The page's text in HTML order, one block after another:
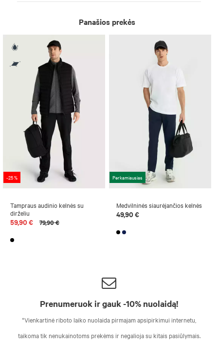
Panašios prekės
-25 %
Tampraus audinio kelnės su
dirželiu
59,90 € 79,90 €
Perkamiausias
Medvilninės siaurėjančios kelnės
49,90 €
Prenumeruok ir gauk -10% nuolaidą!
*Vienkartinė riboto laiko nuolaida pirmajam apsipirkimui internetu,
taikoma tik nenukainotoms prekėms ir negalioja su kitais pasiūlymais.